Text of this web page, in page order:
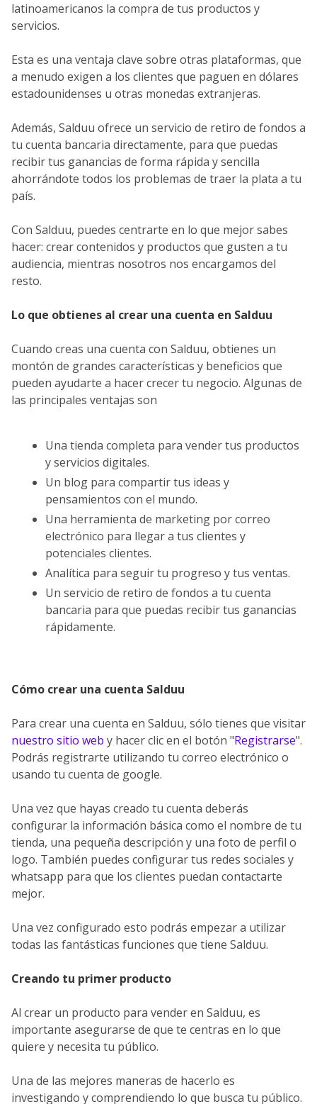
latinoamericanos la compra de tus productos y
servicios.
Esta es una ventaja clave sobre otras plataformas, que
a menudo exigen a los clientes que paguen en dólares
estadounidenses u otras monedas extranjeras.
Además, Salduu ofrece un servicio de retiro de fondos a
tu cuenta bancaria directamente, para que puedas
recibir tus ganancias de forma rápida y sencilla
ahorrándote todos los problemas de traer la plata a tu
país.
Con Salduu, puedes centrarte en lo que mejor sabes
hacer: crear contenidos y productos que gusten a tu
audiencia, mientras nosotros nos encargamos del
resto.
Lo que obtienes al crear una cuenta en Salduu
Cuando creas una cuenta con Salduu, obtienes un
montón de grandes características y beneficios que
pueden ayudarte a hacer crecer tu negocio. Algunas de
las principales ventajas son
Una tienda completa para vender tus productos
y servicios digitales.
Un blog para compartir tus ideas y
pensamientos con el mundo.
Una herramienta de marketing por correo
electrónico para llegar a tus clientes y
potenciales clientes.
Analítica para seguir tu progreso y tus ventas.
Un servicio de retiro de fondos a tu cuenta
bancaria para que puedas recibir tus ganancias
rápidamente.
Cómo crear una cuenta Salduu
Para crear una cuenta en Salduu, sólo tienes que visitar
nuestro sitio web y hacer clic en el botón "Registrarse".
Podrás registrarte utilizando tu correo electrónico o
usando tu cuenta de google.
Una vez que hayas creado tu cuenta deberás
configurar la información básica como el nombre de tu
tienda, una pequeña descripción y una foto de perfil o
logo. También puedes configurar tus redes sociales y
whatsapp para que los clientes puedan contactarte
mejor.
Una vez configurado esto podrás empezar a utilizar
todas las fantásticas funciones que tiene Salduu.
Creando tu primer producto
Al crear un producto para vender en Salduu, es
importante asegurarse de que te centras en lo que
quiere y necesita tu público.
Una de las mejores maneras de hacerlo es
investigando y comprendiendo lo que busca tu público.